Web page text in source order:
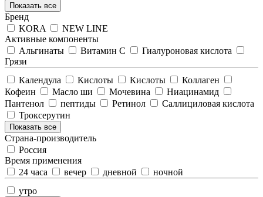
Показать все
Бренд
KORA
NEW LINE
Активные компоненты
Альгинаты
Витамин С
Гиалуроновая кислота
Грязи
Календула
Кислоты Кислоты
Коллаген
Кофеин
Масло ши Мочевина
Ниацинамид
Пантенол
пептиды Ретинол
Саллициловая кислота
Троксерутин
Показать все
Страна-производитель
Россия
Время применения
24 часа
вечер дневной
ночной
утро